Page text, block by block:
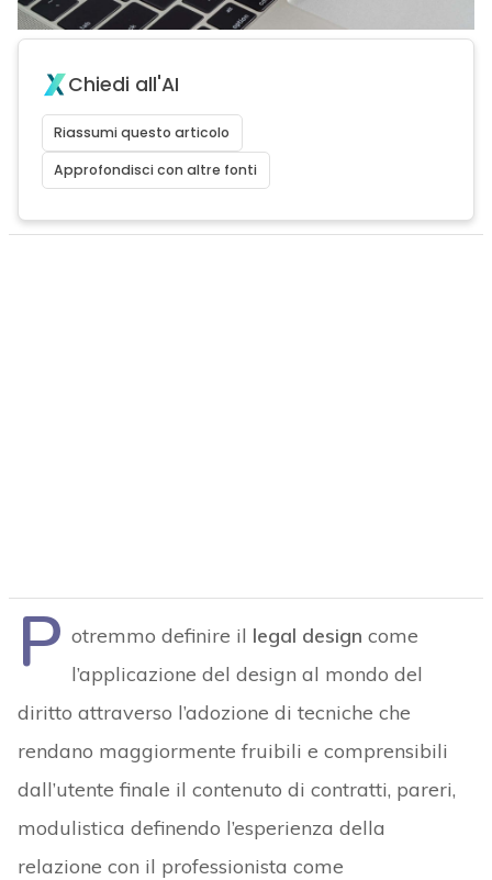
Chiedi all'AI
Riassumi questo articolo
Approfondisci con altre fonti
P otremmo definire il legal design come
l’applicazione del design al mondo del
diritto attraverso l’adozione di tecniche che
rendano maggiormente fruibili e comprensibili
dall’utente finale il contenuto di contratti, pareri,
modulistica definendo l’esperienza della
relazione con il professionista come